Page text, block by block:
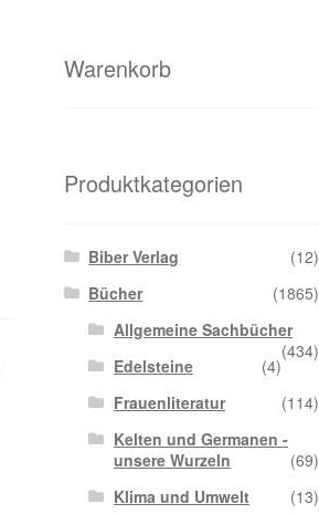
Warenkorb
Produktkategorien
Biber Verlag
(12)
Bücher
(1865)
Allgemeine Sachbücher
(434)
Edelsteine
(4)
Frauenliteratur
(114)
Kelten und Germanen -
unsere Wurzeln
(69)
Klima und Umwelt
(13)